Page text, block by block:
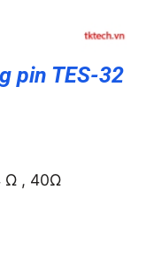
pin TES-32
Ω , 40Ω